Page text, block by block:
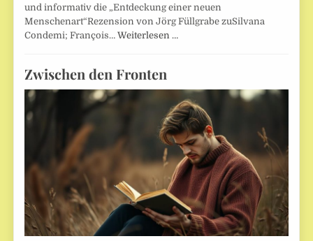
und informativ die „Entdeckung einer neuen
Menschenart“Rezension von Jörg Füllgrabe zuSilvana
Condemi; François…Weiterlesen …
Zwischen den Fronten